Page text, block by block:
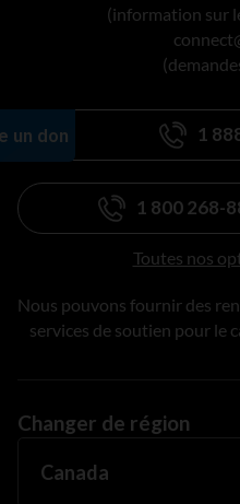
(information sur
1
1 800 268-
Toutes nos
Nous pouvons fournir des
services de soutien pour le
Changer de région